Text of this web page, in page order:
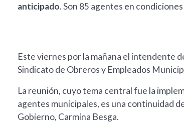
anticipado. Son 85 agentes en
Este viernes por la mañana el intendente
Sindicato de Obreros y Empleados
La reunión, cuyo tema central fue la
agentes municipales, es una continuidad
Gobierno, Carmina Besga.